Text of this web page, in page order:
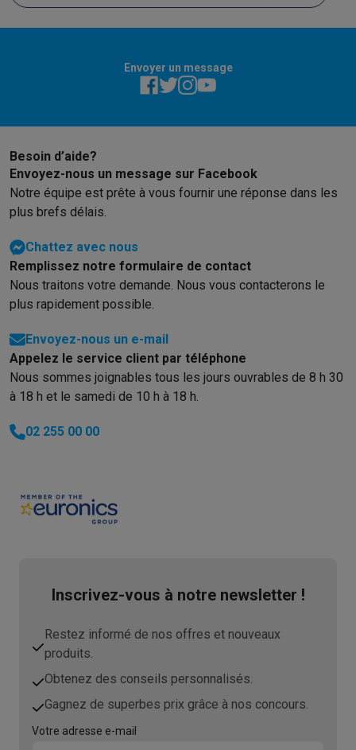
Envoyer un message
Besoin d’aide?
Envoyez-nous un message sur Facebook
Notre équipe est prête à vous fournir une réponse dans les
plus brefs délais.
Chattez avec nous
Remplissez notre formulaire de contact
Nous traitons votre demande. Nous vous contacterons le
plus rapidement possible.
Envoyez-nous un e-mail
Appelez le service client par téléphone
Nous sommes joignables tous les jours ouvrables de 8 h 30
à 18 h et le samedi de 10 h à 18 h.
02 255 00 00
Inscrivez-vous à notre newsletter !
Restez informé de nos offres et nouveaux
produits.
Obtenez des conseils personnalisés.
Gagnez de superbes prix grâce à nos concours.
Votre adresse e-mail